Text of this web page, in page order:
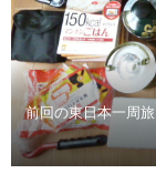
前回の東日本一周